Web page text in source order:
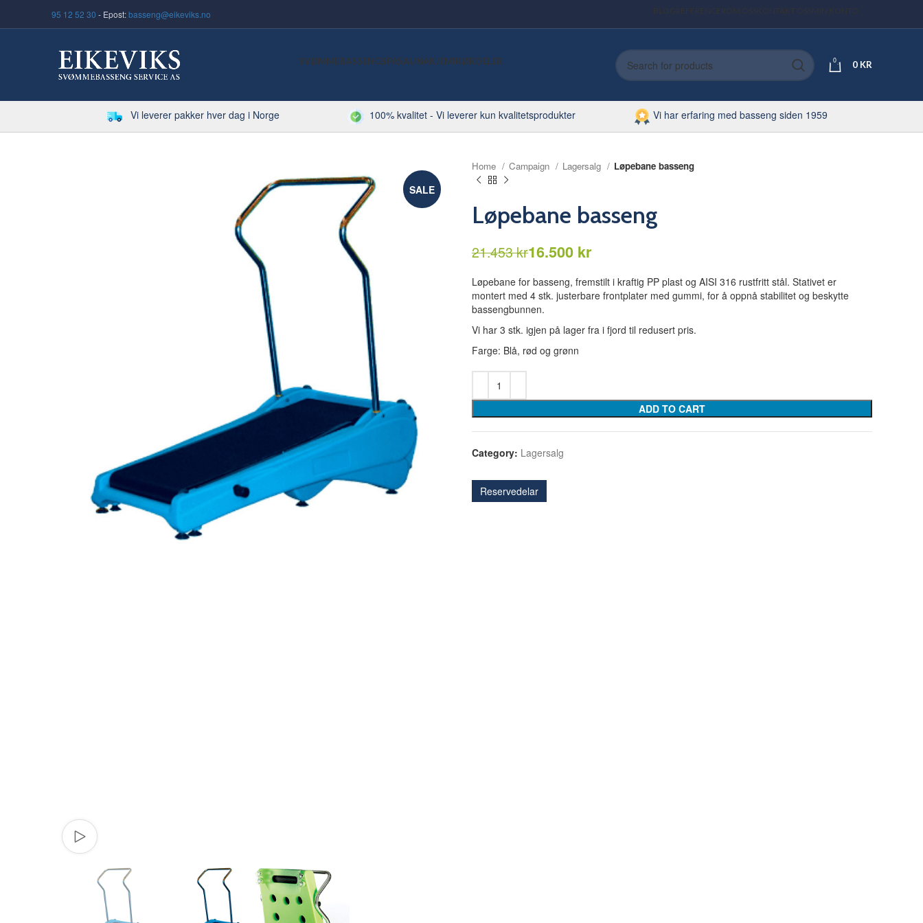
95 12 52 30 - Epost:basseng@eikeviks.no
SVØMMEBASSENGSPASAUNAKJEMIRØRDELER 0 0 KR
Vi leverer pakker hver dag i Norge 100% kvalitet - Vi leverer kun kvalitetsprodukter Vi har erfaring med basseng siden 1959
SALE
Watch video
Home Campaign Lagersalg Løpebane basseng
kr
Løpebane basseng
21.453kr16.500 kr
Løpebane for basseng, fremstilt i kraftig PP plast og AISI 316 rustfritt stål. Stativet er
montert med 4 stk. justerbare frontplater med gummi, for å oppnå stabilitet og beskytte
bassengbunnen.
Vi har 3 stk. igjen på lager fra i fjord til redusert pris.
Farge: Blå, rød og grønn
ADD TO CART
Category: Lagersalg
Reservedelar